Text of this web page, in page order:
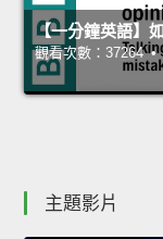
【一分鐘英語】
觀看次數：37264 •
主題影片